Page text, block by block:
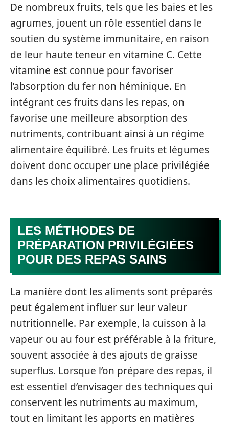
De nombreux fruits, tels que les baies et les
agrumes, jouent un rôle essentiel dans le
soutien du système immunitaire, en raison
de leur haute teneur en vitamine C. Cette
vitamine est connue pour favoriser
l’absorption du fer non héminique. En
intégrant ces fruits dans les repas, on
favorise une meilleure absorption des
nutriments, contribuant ainsi à un régime
alimentaire équilibré. Les fruits et légumes
doivent donc occuper une place privilégiée
dans les choix alimentaires quotidiens.
LES MÉTHODES DE
PRÉPARATION PRIVILÉGIÉES
POUR DES REPAS SAINS
La manière dont les aliments sont préparés
peut également influer sur leur valeur
nutritionnelle. Par exemple, la cuisson à la
vapeur ou au four est préférable à la friture,
souvent associée à des ajouts de graisse
superflus. Lorsque l’on prépare des repas, il
est essentiel d’envisager des techniques qui
conservent les nutriments au maximum,
tout en limitant les apports en matières